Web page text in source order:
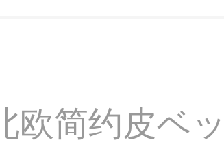
欧简约皮ベ